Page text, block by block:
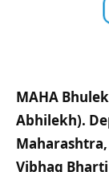
MAHA
Abhilekh).
Vibhag